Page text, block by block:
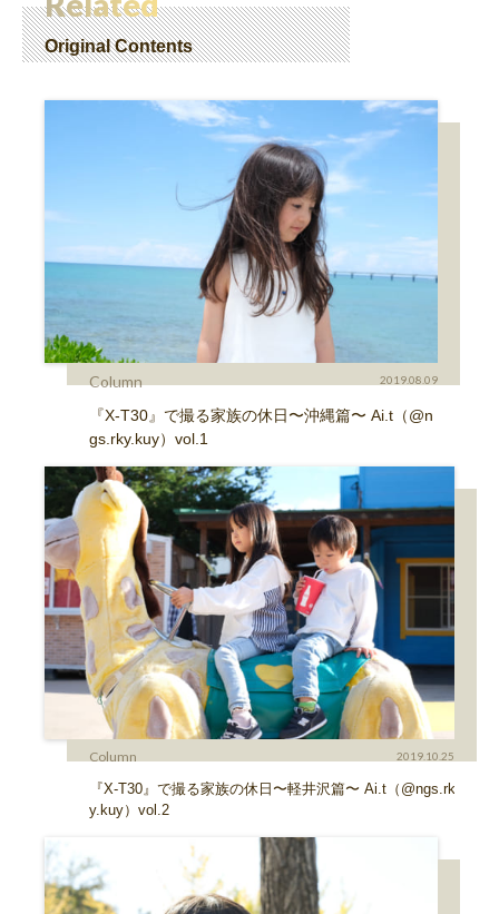
Original Contents
Column 2019.08.09
『X-T30』で撮る家族の休日〜沖縄篇〜 Ai.t（@n
gs.rky.kuy）vol.1
Column 2019.10.25
『X-T30』で撮る家族の休日〜軽井沢篇〜 Ai.t（@ngs.rk
y.kuy）vol.2